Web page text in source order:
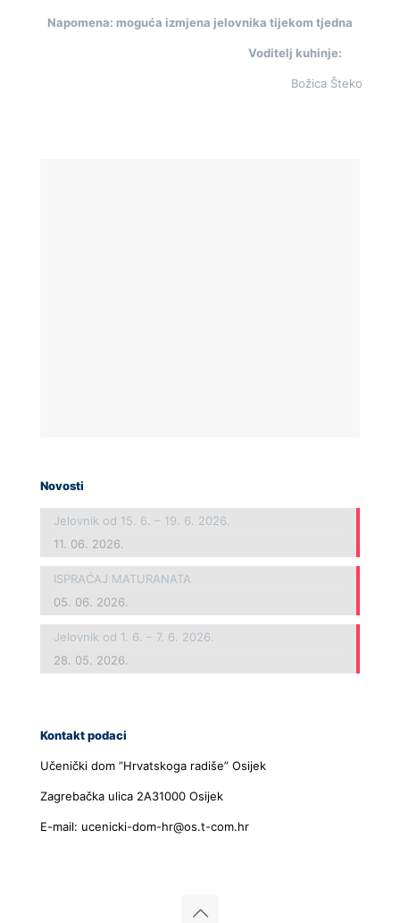
Napomena: moguća izmjena jelovnika tijekom tjedna
Voditelj kuhinje:
Božica Šteko
Novosti
Jelovnik od 15. 6. – 19. 6. 2026.
11. 06. 2026.
ISPRAĆAJ MATURANATA
05. 06. 2026.
Jelovnik od 1. 6. – 7. 6. 2026.
28. 05. 2026.
Kontakt podaci
Učenički dom ”Hrvatskoga radiše” Osijek
Zagrebačka ulica 2A31000 Osijek
E-mail: ucenicki-dom-hr@os.t-com.hr